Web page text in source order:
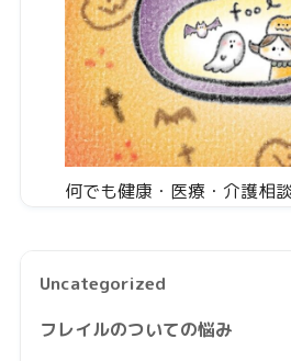
何でも健康・医療・介護相
Uncategorized
フレイルのついての悩み